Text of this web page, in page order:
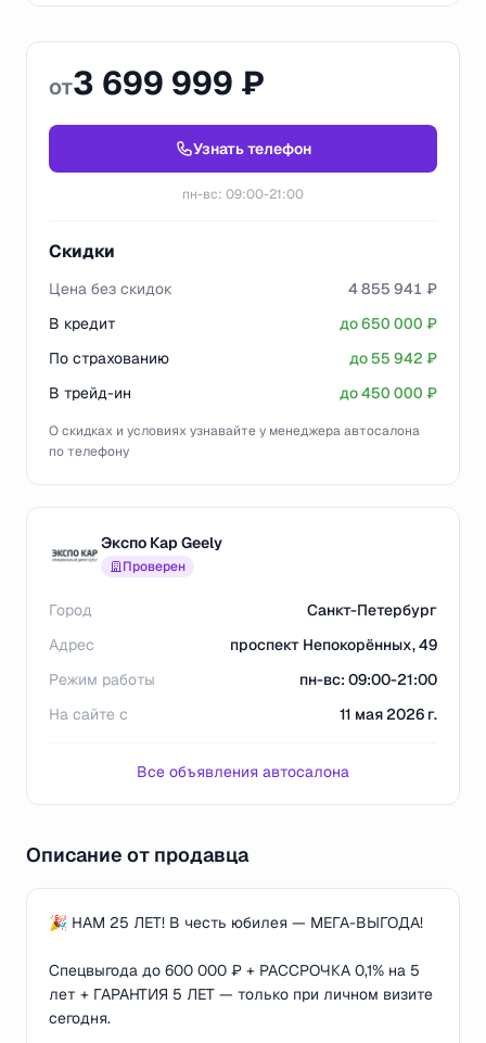
от3 699 999 ₽
Узнать телефон
пн-вс: 09:00-21:00
Скидки
Цена без скидок
4 855 941 ₽
В кредит
до 650 000 ₽
По страхованию
до 55 942 ₽
В трейд-ин
до 450 000 ₽
О скидках и условиях узнавайте у менеджера автосалона
по телефону
Экспо Кар Geely
Проверен
Город
Санкт-Петербург
Адрес
проспект Непокорённых, 49
Режим работы
пн-вс: 09:00-21:00
На сайте с
11 мая 2026 г.
Все объявления автосалона
Описание от продавца
🎉 НАМ 25 ЛЕТ! В честь юбилея — МЕГА-ВЫГОДА!
Спецвыгода до 600 000 ₽ + РАССРОЧКА 0,1% на 5
лет + ГАРАНТИЯ 5 ЛЕТ — только при личном визите
сегодня.